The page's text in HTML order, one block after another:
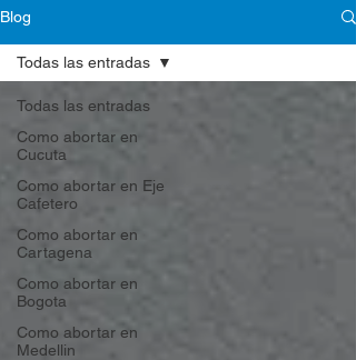
Blog
Todas las entradas
Como abortar en
Cucuta
Como abortar en Eje
Cafetero
Como abortar en
Cartagena
Como abortar en
Bogota
Como abortar en
Medellin
Todas las entradas